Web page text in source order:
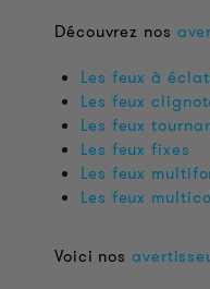
Découvrez nos
Les feux à
Les feux
Les feux
Les feux fixes
Les feux
Les feux
Voici nos